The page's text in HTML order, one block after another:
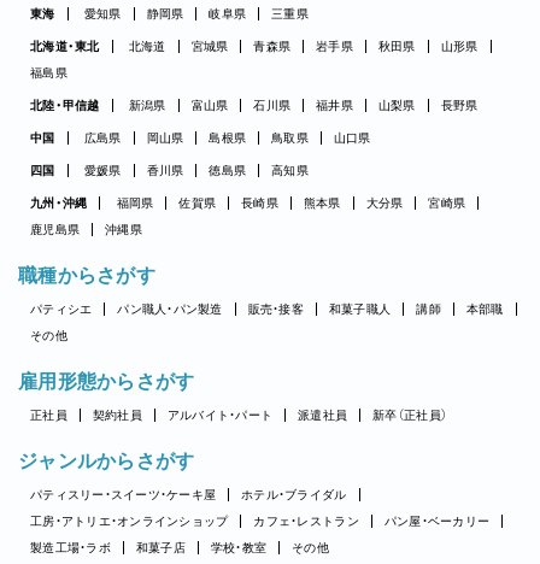
東海 愛知県 静岡県 岐阜県 三重県
北海道・東北 北海道 宮城県 青森県 岩手県 秋田県
山形県
福島県
北陸・甲信越 新潟県 富山県 石川県 福井県 山梨県 長野県
中国 広島県 岡山県 島根県 鳥取県 山口県
四国 愛媛県 香川県 徳島県 高知県
九州・沖縄 福岡県 佐賀県 長崎県 熊本県 大分県
宮崎県
鹿児島県
沖縄県
職種からさがす
パティシエ パン職人・パン製造 販売・接客 和菓子職人 講師
本部職
その他
雇用形態からさがす
正社員 契約社員 アルバイト・パート 派遣社員 新卒（正社員）
ジャンルからさがす
パティスリー・スイーツ・ケーキ屋
ホテル・ブライダル
工房・アトリエ・オンラインショップ
カフェ・レストラン
パン屋・ベーカリー
製造工場・ラボ
和菓子店 学校・教室 その他